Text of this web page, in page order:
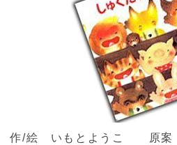
作/絵 いもとようこ 原案